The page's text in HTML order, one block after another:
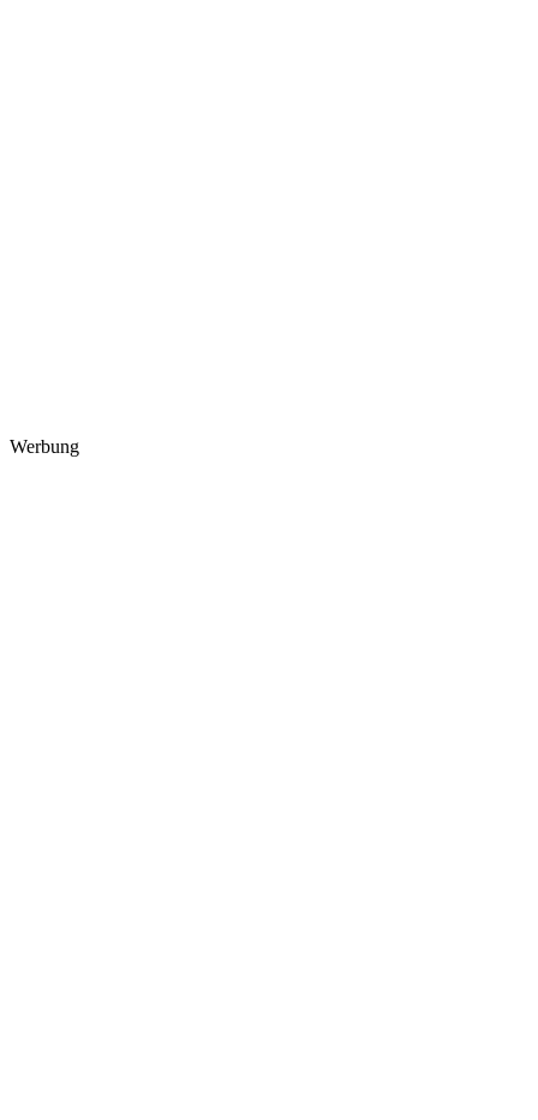
Werbung